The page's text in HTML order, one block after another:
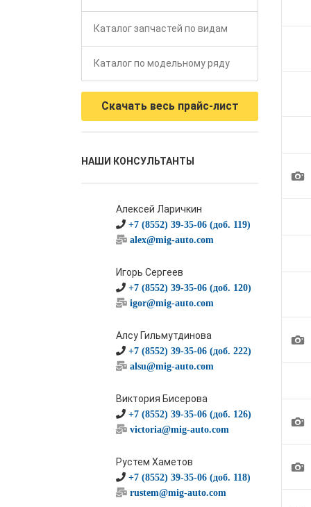
Каталог запчастей по видам
Каталог по модельному ряду
Скачать весь прайс-лист
НАШИ КОНСУЛЬТАНТЫ
Алексей Ларичкин
+7 (8552) 39-35-06 (доб. 119)
alex@mig-auto.com
Игорь Сергеев
+7 (8552) 39-35-06 (доб. 120)
igor@mig-auto.com
Алсу Гильмутдинова
+7 (8552) 39-35-06 (доб. 222)
alsu@mig-auto.com
Виктория Бисерова
+7 (8552) 39-35-06 (доб. 126)
victoria@mig-auto.com
Рустем Хаметов
+7 (8552) 39-35-06 (доб. 118)
rustem@mig-auto.com
1
1
1
1